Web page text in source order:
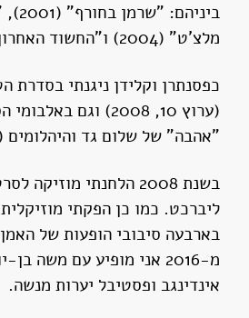
מלצ'ט" (2004) ו"החשוד האחרון" (2005)
"אהבה" של שלום גד והיהלומים (2005) ובאלבום "בעיקול הבא" של משה בן-יוחנה
בשנת 2008 הלחנתי
בארבעה סיבובי הופעות של
מ-2016 אני מופיע עם
אינדינגב ופסטיבל יערות מנשה.